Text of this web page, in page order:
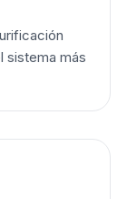
sistema más